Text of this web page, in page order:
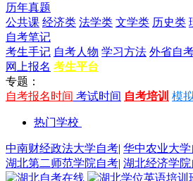
历年真题
公共课 经济类 法学类 文学类 历史类
自考笔记
考生手记 自考人物 学习方法 外省自
网上报名 考生平台
专题：
自考报名时间 考试时间 自考培训 模
热门学校
中南财经政法大学自考| 华中农业大
湖北第二师范学院自考| 湖北经济学